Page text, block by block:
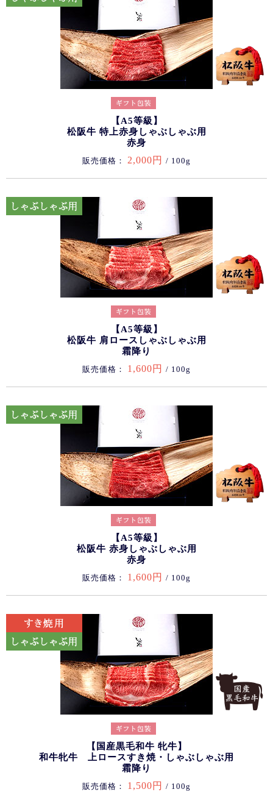
【A5等級】
松阪牛 特上赤身しゃぶしゃぶ用
赤身
販売価格： 2,000円 / 100g
【A5等級】
松阪牛 肩ロースしゃぶしゃぶ用
霜降り
販売価格： 1,600円 / 100g
【A5等級】
松阪牛 赤身しゃぶしゃぶ用
赤身
販売価格： 1,600円 / 100g
【国産黒毛和牛 牝牛】
和牛牝牛 上ロースすき焼・しゃぶしゃぶ用
霜降り
販売価格： 1,500円 / 100g